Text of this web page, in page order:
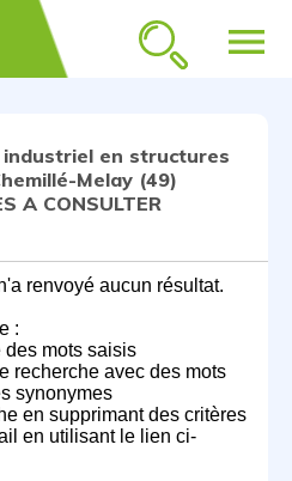
menu
en structures
Melay (49)
A CONSULTER
renvoyé aucun résultat.
:
mots saisis
recherche avec des mots
synonymes
en supprimant des critères
en utilisant le lien ci-